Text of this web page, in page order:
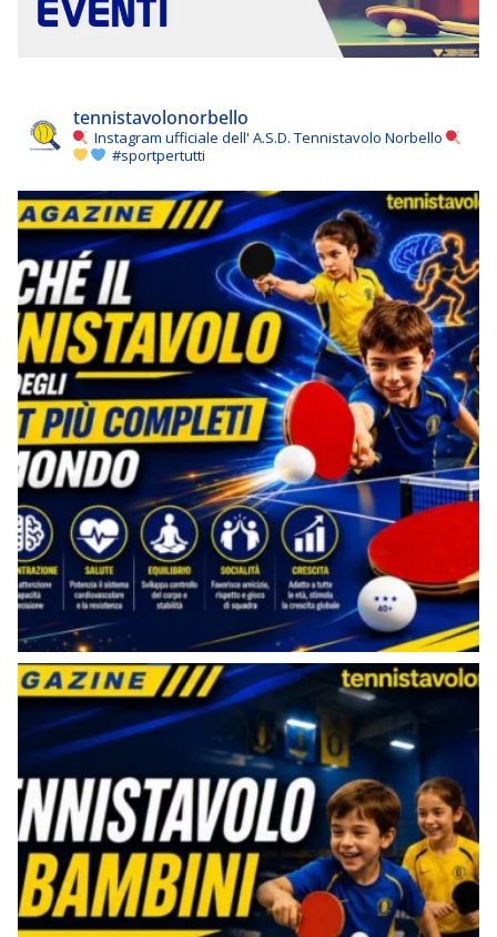
tennistavolonorbello
Instagram ufficiale dell' A.S.D. Tennistavolo Norbello
#sportpertutti